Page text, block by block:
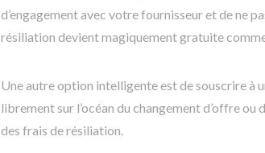
d’engagement avec votre fournisseur et de ne
résiliation devient magiquement gratuite
Une autre option intelligente est de souscrire à
librement sur l’océan du changement d’offre
des frais de résiliation.